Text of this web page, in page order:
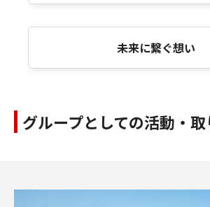
未来に繋ぐ想い
グループとしての活動・